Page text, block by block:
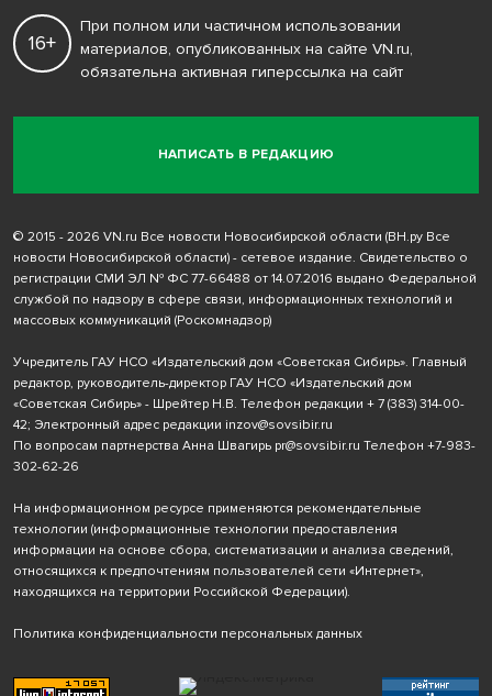
НАПИСАТЬ В РЕДАКЦИЮ
16+
При полном или частичном использовании
материалов, опубликованных на сайте VN.ru,
обязательна активная гиперссылка на сайт
© 2015 - 2026 VN.ru Все новости Новосибирской области (ВН.ру Все
новости Новосибирской области) - сетевое издание. Свидетельство о
регистрации СМИ ЭЛ № ФС 77-66488 от 14.07.2016 выдано Федеральной
службой по надзору в сфере связи, информационных технологий и
массовых коммуникаций (Роскомнадзор)
Учредитель ГАУ НСО «Издательский дом «Советская Сибирь». Главный
редактор, руководитель-директор ГАУ НСО «Издательский дом
«Советская Сибирь» - Шрейтер Н.В. Телефон редакции + 7 (383) 314-00-
42; Электронный адрес редакции inzov@sovsibir.ru
По вопросам партнерства Анна Швагирь pr@sovsibir.ru Телефон +7-983-
302-62-26
На информационном ресурсе применяются рекомендательные
технологии (информационные технологии предоставления
информации на основе сбора, систематизации и анализа сведений,
относящихся к предпочтениям пользователей сети «Интернет»,
находящихся на территории Российской Федерации).
Политика конфиденциальности персональных данных